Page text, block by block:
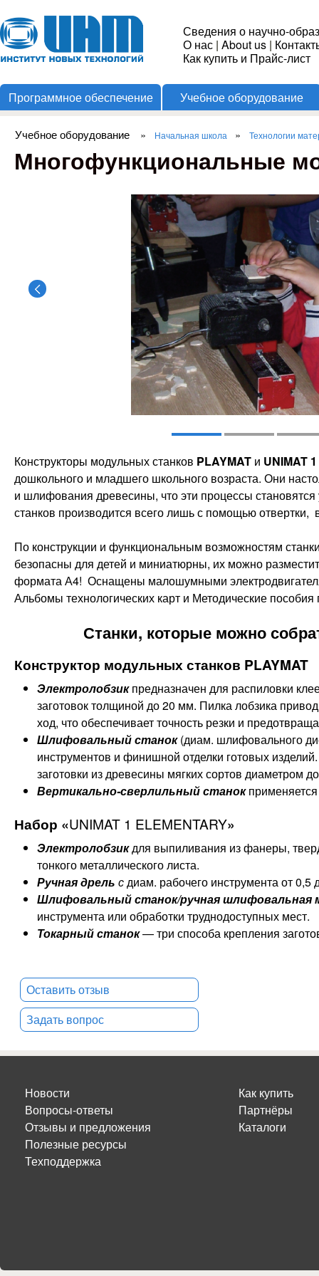
Институт
Новых
Технологий
Сведения о научно-
О нас | About us |
Как купить и Прайс-лист
Программное обеспечение Учебное оборудование
Вы здесь
Учебное оборудование » Начальная школа » Технологии
Многофункциональные
Конструкторы модульных станков PLAYMAT и UNIMAT 1
дошкольного и младшего школьного возраста. Они
и шлифования древесины, что эти процессы
станков производится всего лишь с помощью отвертки,
По конструкции и функциональным возможностям
безопасны для детей и миниатюрны, их можно
формата А4! Оснащены малошумными
Альбомы технологических карт и Методические пособия
Станки, которые можно
Конструктор модульных станков PLAYMAT
Электролобзик предназначен для распиловки
заготовок толщиной до 20 мм. Пилка лобзика
ход, что обеспечивает точность резки и
Шлифовальный станок(диам. шлифовального
инструментов и финишной отделки готовых
заготовки из древесины мягких сортов диаметром
Вертикально-сверлильный станок
Набор «UNIMAT 1 ELEMENTARY»
Электролобзикдля выпиливания из фанеры,
тонкого металлического листа.
Ручная дрель сдиам. рабочего инструмента от
Шлифовальный станок/ручная шлифовальная
инструмента или обработки труднодоступных мест.
Токарный станок— три способа крепления
Оставить отзыв
Задать вопрос
Новости
Вопросы-ответы
Отзывы и предложения
Полезные ресурсы
Техподдержка
Как купить
Партнёры
Каталоги